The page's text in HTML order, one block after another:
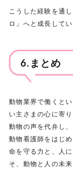
こうした経験を通
ロ」へと成長してい
6.まとめ
動物業界で働くと
い主さまの心に寄
動物の声を代弁し
動物看護師をはじ
命を守る力と、人
そ、動物と人の未